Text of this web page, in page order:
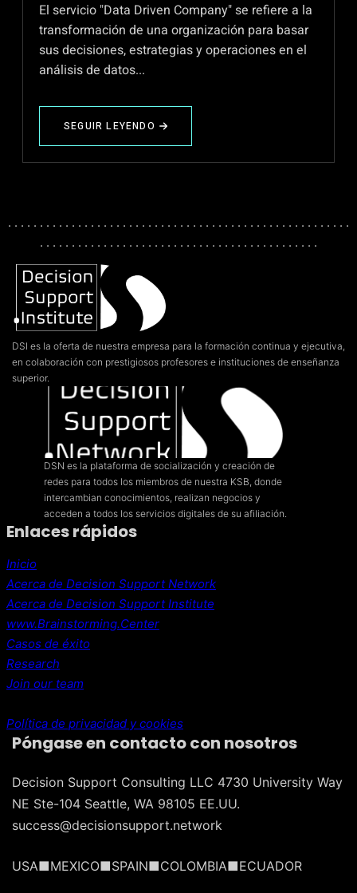
El servicio "Data Driven Company" se refiere a la
transformación de una organización para basar
sus decisiones, estrategias y operaciones en el
análisis de datos...
SEGUIR LEYENDO
ABOUT
EMPRESA
BASADA
. . . . . . . . . . . . . . . . . . . . . . . . . . . . . . . . . . . . . . . . . . . . . . . . . . . . . .
. . . . . . . . . . . . . . . . . . . . . . . . . . . . . . . . . . . . . . . . . . . .
DSI es la oferta de nuestra empresa para la formación continua y ejecutiva,
en colaboración con prestigiosos profesores e instituciones de enseñanza
superior.
DSN es la plataforma de socialización y creación de
redes para todos los miembros de nuestra KSB, donde
intercambian conocimientos, realizan negocios y
acceden a todos los servicios digitales de su afiliación.
Enlaces rápidos
Inicio
Acerca de Decision Support Network
Acerca de Decision Support Institute
www.Brainstorming.Center
Casos de éxito
Research
Join our team
Política de privacidad y cookies
Póngase en contacto con nosotros
Decision Support Consulting LLC 4730 University Way
NE Ste-104 Seattle, WA 98105 EE.UU.
success@decisionsupport.network
USA■MEXICO■SPAIN■COLOMBIA■ECUADOR